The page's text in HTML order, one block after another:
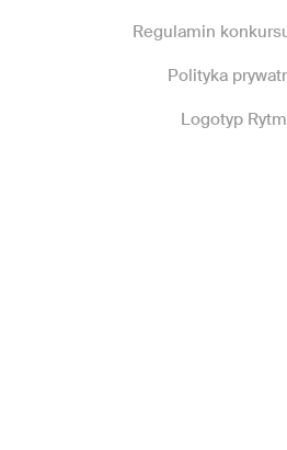
Regulamin
Polityka
Logotyp